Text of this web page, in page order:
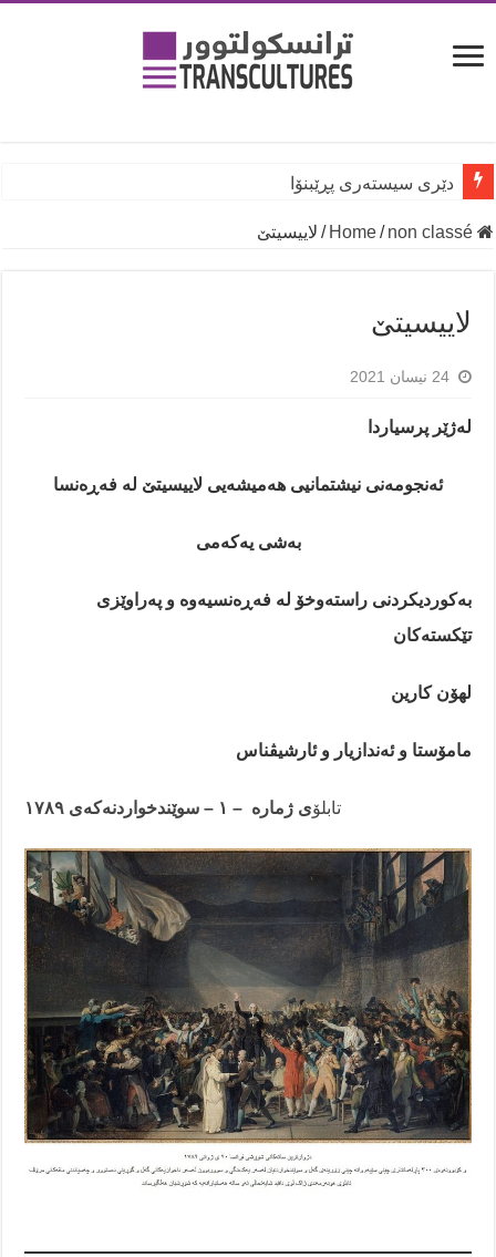
دێری سیستەری پڕێبنۆا
بۆ پلەی گەرمی لە ئەوروپا لە چاو کیشوەرەکانیتر زیاتر بەرز
Home
/ non classé
/ لاییسیتێ
لاییسیتێ
24 نیسان 2021
لەژێر پرسیاردا
ئەنجومەنی نیشتمانیی هەمیشەیی لاییسیتێ لە فەڕەنسا
بەشی یەکەمی
بەکوردیکردنی راستەوخۆ لە فەڕەنسیەوە و پەراوێزی
تێکستەکان
لهۆن کارین
مامۆستا و ئەندازیار و ئارشیڤناس
تابلۆی ژمارە – ١ – سوێندخواردنەکەی ١٧٨٩